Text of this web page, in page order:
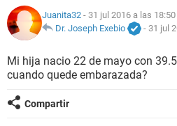
NUTRICIÓN
BIENESTAR
SEXUALIDAD
Juanita32 - 31 jul 2016 a las 18:50
Dr. Joseph Exebio
- 31 jul
Mi hija nacio 22 de mayo con
cuando quede embarazada?
Compartir